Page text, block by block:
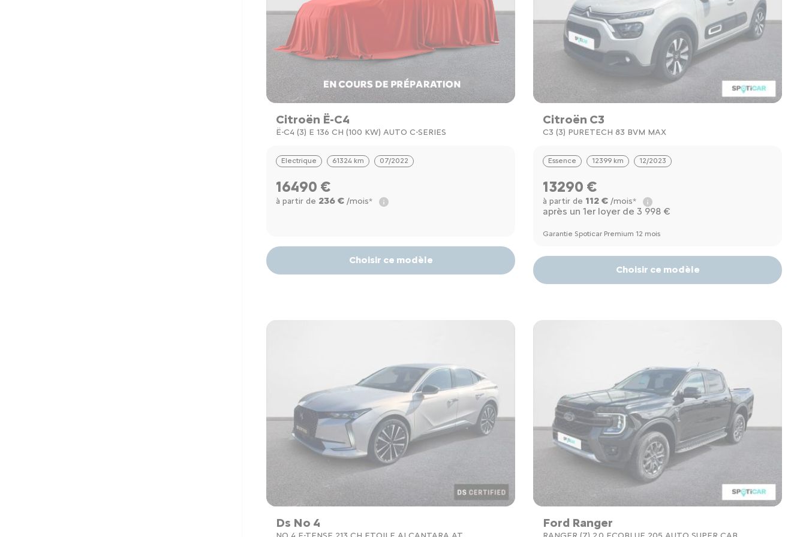
Citroën Ë-C4
Ë-C4 (3) E 136 CH (100 KW) AUTO C-SERIES
Electrique 61324 km 07/2022
16490 €
à partir de 236 € /mois*
Choisir ce modèle
Citroën C3
C3 (3) PURETECH 83 BVM MAX
Essence 12399 km 12/2023
13290 €
à partir de 112 € /mois*
après un 1er loyer de 3 998 €
Garantie Spoticar Premium 12 mois
Choisir ce modèle
Ds No 4 Ford Ranger